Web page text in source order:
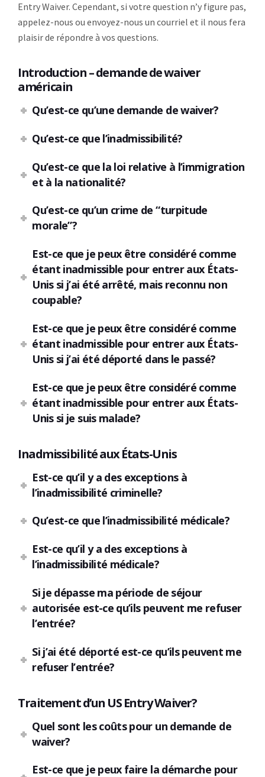
Entry Waiver. Cependant, si votre question n’y figure pas,
appelez-nous ou envoyez-nous un courriel et il nous fera
plaisir de répondre à vos questions.
Introduction – demande de waiver
américain
Qu’est-ce qu’une demande de waiver?
Qu’est-ce que l’inadmissibilité?
Qu’est-ce que la loi relative à l’immigration
et à la nationalité?
Qu’est-ce qu’un crime de “turpitude
morale”?
Est-ce que je peux être considéré comme
étant inadmissible pour entrer aux États-
Unis si j’ai été arrêté, mais reconnu non
coupable?
Est-ce que je peux être considéré comme
étant inadmissible pour entrer aux États-
Unis si j’ai été déporté dans le passé?
Est-ce que je peux être considéré comme
étant inadmissible pour entrer aux États-
Unis si je suis malade?
Inadmissibilité aux États-Unis
Est-ce qu’il y a des exceptions à
l’inadmissibilité criminelle?
Qu’est-ce que l’inadmissibilité médicale?
Est-ce qu’il y a des exceptions à
l’inadmissibilité médicale?
Si je dépasse ma période de séjour
autorisée est-ce qu’ils peuvent me refuser
l’entrée?
Si j’ai été déporté est-ce qu’ils peuvent me
refuser l’entrée?
Traitement d’un US Entry Waiver?
Quel sont les coûts pour un demande de
waiver?
Est-ce que je peux faire la démarche pour